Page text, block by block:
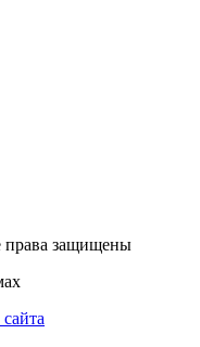
права защищены